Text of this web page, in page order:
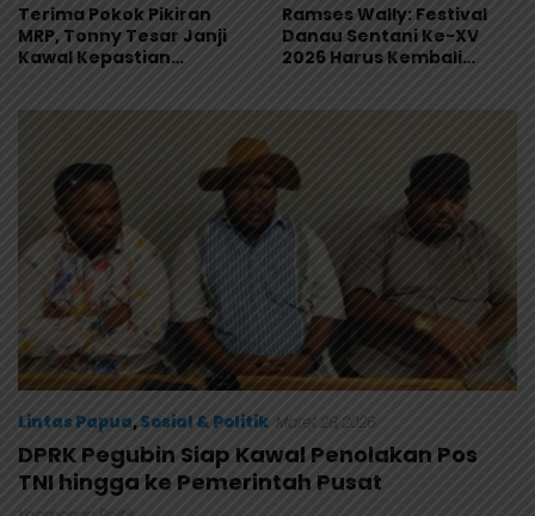
Terima Pokok Pikiran
MRP, Tonny Tesar Janji
Kawal Kepastian
Ramses Wally: Festival
Danau Sentani Ke-XV
2026 Harus Kembali
Lintas Papua,Sosial & Politik Maret 28, 2026
DPRK Pegubin Siap Kawal Penolakan Pos
TNI hingga ke Pemerintah Pusat